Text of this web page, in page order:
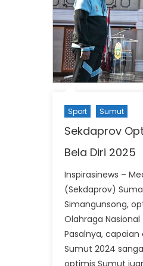
Sport Sumut
Sekdaprov
Bela Diri 2025
Inspirasinews –
(Sekdaprov)
Simangunsong,
Olahraga Nasional
Pasalnya,
Sumut 2024